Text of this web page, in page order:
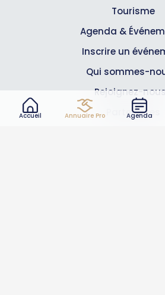
Accueil Annuaire Pro Agenda
Tourisme
Agenda &
Inscrire un
Qui sommes-
Rejoignez-
Partenaires